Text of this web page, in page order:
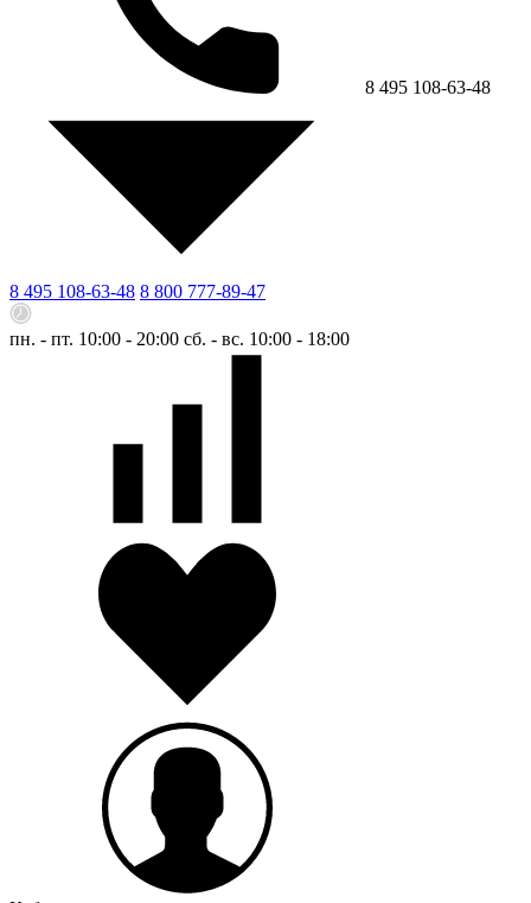
8 495 108-63-48
8 495 108-63-48 8 800 777-89-47
пн. - пт. 10:00 - 20:00 сб. - вс. 10:00 - 18:00